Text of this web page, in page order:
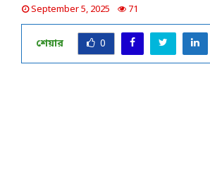
September 5, 2025 71
শেয়ার 0